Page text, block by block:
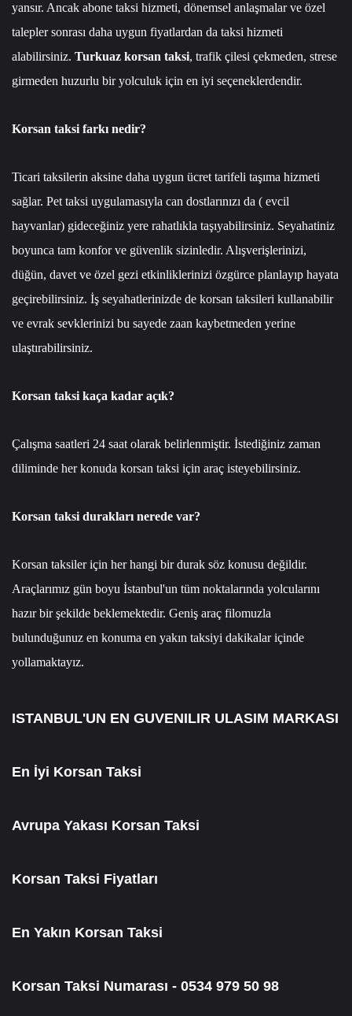
yansır. Ancak abone taksi hizmeti, dönemsel anlaşmalar ve özel
talepler sonrası daha uygun fiyatlardan da taksi hizmeti
alabilirsiniz. Turkuaz korsan taksi, trafik çilesi çekmeden, strese
girmeden huzurlu bir yolculuk için en iyi seçeneklerdendir.
Korsan taksi farkı nedir?
Ticari taksilerin aksine daha uygun ücret tarifeli taşıma hizmeti
sağlar. Pet taksi uygulamasıyla can dostlarınızı da ( evcil
hayvanlar) gideceğiniz yere rahatlıkla taşıyabilirsiniz. Seyahatiniz
boyunca tam konfor ve güvenlik sizinledir. Alışverişlerinizi,
düğün, davet ve özel gezi etkinliklerinizi özgürce planlayıp hayata
geçirebilirsiniz. İş seyahatlerinizde de korsan taksileri kullanabilir
ve evrak sevklerinizi bu sayede zaan kaybetmeden yerine
ulaştırabilirsiniz.
Korsan taksi kaça kadar açık?
Çalışma saatleri 24 saat olarak belirlenmiştir. İstediğiniz zaman
diliminde her konuda korsan taksi için araç isteyebilirsiniz.
Korsan taksi durakları nerede var?
Korsan taksiler için her hangi bir durak söz konusu değildir.
Araçlarımız gün boyu İstanbul'un tüm noktalarında yolcularını
hazır bir şekilde beklemektedir. Geniş araç filomuzla
bulunduğunuz en konuma en yakın taksiyi dakikalar içinde
yollamaktayız.
ISTANBUL'UN EN GUVENILIR ULASIM MARKASI
En İyi Korsan Taksi
Avrupa Yakası Korsan Taksi
Korsan Taksi Fiyatları
En Yakın Korsan Taksi
Korsan Taksi Numarası - 0534 979 50 98